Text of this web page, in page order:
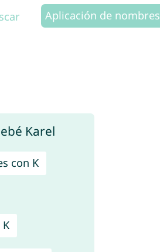
Aplicación de nombres
con K